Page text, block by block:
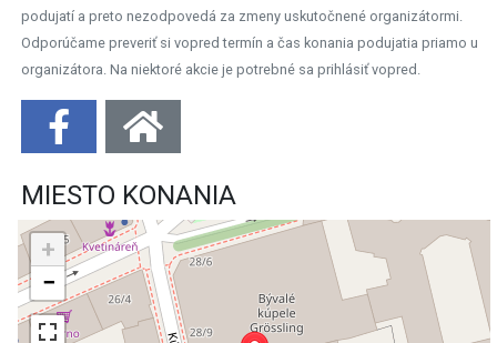
podujatí a preto nezodpovedá za zmeny uskutočnené organizátormi.
Odporúčame preveriť si vopred termín a čas konania podujatia priamo u
organizátora. Na niektoré akcie je potrebné sa prihlásiť vopred.
MIESTO KONANIA
+
−